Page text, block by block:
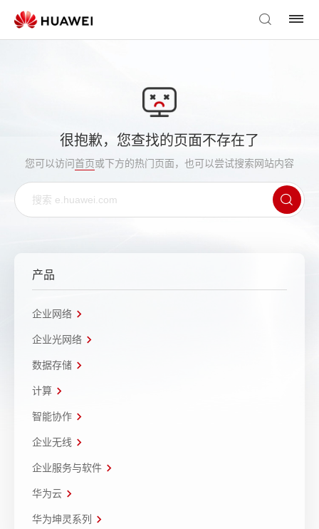
很抱歉，您查找的页面不存在了
您可以访问首页或下方的热门页面，也可以尝试搜索网站内容
产品
企业网络
企业光网络
数据存储
计算
智能协作
企业无线
企业服务与软件
华为云
华为坤灵系列